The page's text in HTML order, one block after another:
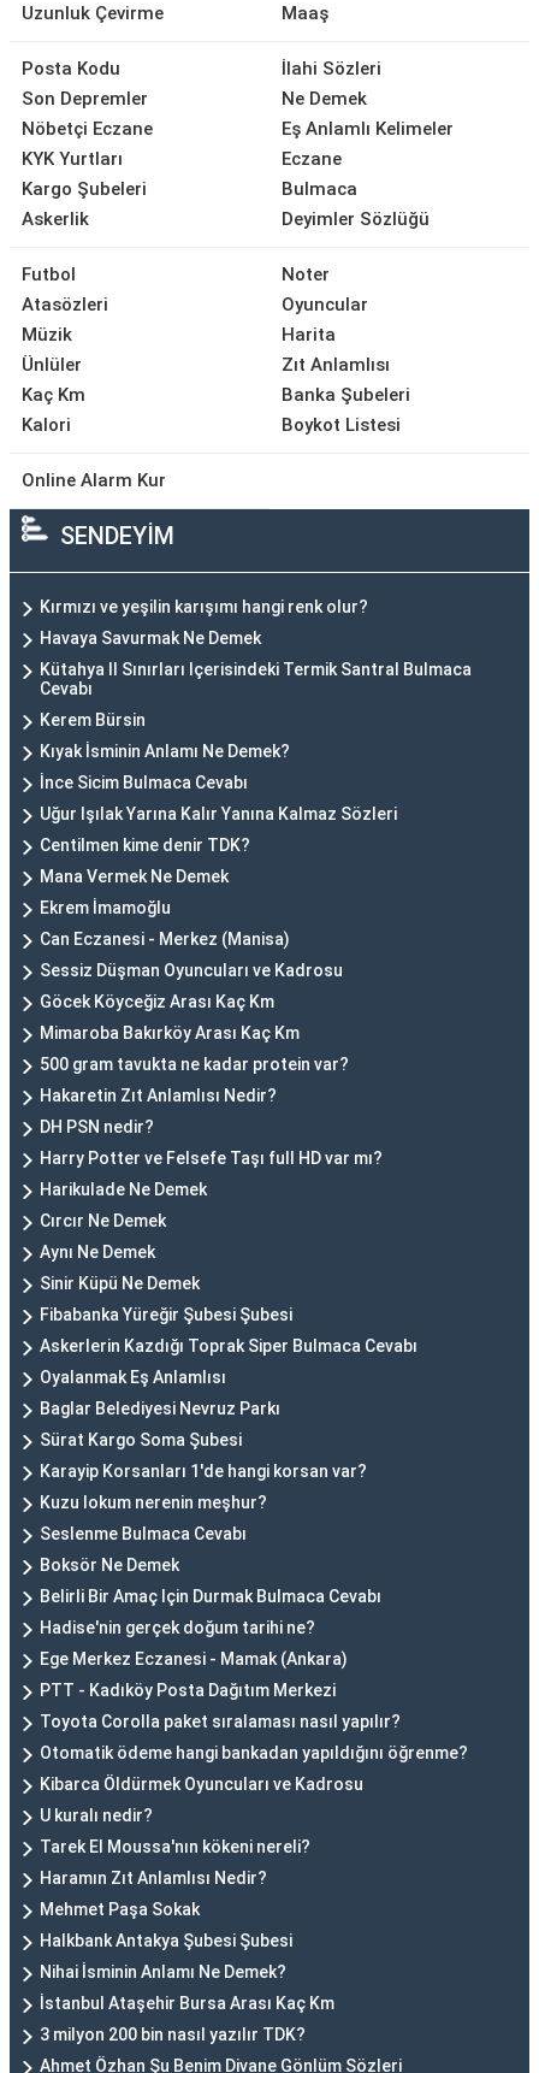
Uzunluk Çevirme
Maaş
Posta Kodu
Son Depremler
Nöbetçi Eczane
KYK Yurtları
Kargo Şubeleri
Askerlik
İlahi Sözleri
Ne Demek
Eş Anlamlı Kelimeler
Eczane
Bulmaca
Deyimler Sözlüğü
Futbol
Atasözleri
Müzik
Ünlüler
Kaç Km
Kalori
Noter
Oyuncular
Harita
Zıt Anlamlısı
Banka Şubeleri
Boykot Listesi
Online Alarm Kur
SENDEYİM
Kırmızı ve yeşilin karışımı hangi renk olur?
Havaya Savurmak Ne Demek
Kütahya Il Sınırları Içerisindeki Termik Santral Bulmaca
Cevabı
Kerem Bürsin
Kıyak İsminin Anlamı Ne Demek?
İnce Sicim Bulmaca Cevabı
Uğur Işılak Yarına Kalır Yanına Kalmaz Sözleri
Centilmen kime denir TDK?
Mana Vermek Ne Demek
Ekrem İmamoğlu
Can Eczanesi - Merkez (Manisa)
Sessiz Düşman Oyuncuları ve Kadrosu
Göcek Köyceğiz Arası Kaç Km
Mimaroba Bakırköy Arası Kaç Km
500 gram tavukta ne kadar protein var?
Hakaretin Zıt Anlamlısı Nedir?
DH PSN nedir?
Harry Potter ve Felsefe Taşı full HD var mı?
Harikulade Ne Demek
Cırcır Ne Demek
Aynı Ne Demek
Sinir Küpü Ne Demek
Fibabanka Yüreğir Şubesi Şubesi
Askerlerin Kazdığı Toprak Siper Bulmaca Cevabı
Oyalanmak Eş Anlamlısı
Baglar Belediyesi Nevruz Parkı
Sürat Kargo Soma Şubesi
Karayip Korsanları 1'de hangi korsan var?
Kuzu lokum nerenin meşhur?
Seslenme Bulmaca Cevabı
Boksör Ne Demek
Belirli Bir Amaç Için Durmak Bulmaca Cevabı
Hadise'nin gerçek doğum tarihi ne?
Ege Merkez Eczanesi - Mamak (Ankara)
PTT - Kadıköy Posta Dağıtım Merkezi
Toyota Corolla paket sıralaması nasıl yapılır?
Otomatik ödeme hangi bankadan yapıldığını öğrenme?
Kibarca Öldürmek Oyuncuları ve Kadrosu
U kuralı nedir?
Tarek El Moussa'nın kökeni nereli?
Haramın Zıt Anlamlısı Nedir?
Mehmet Paşa Sokak
Halkbank Antakya Şubesi Şubesi
Nihai İsminin Anlamı Ne Demek?
İstanbul Ataşehir Bursa Arası Kaç Km
3 milyon 200 bin nasıl yazılır TDK?
Ahmet Özhan Şu Benim Divane Gönlüm Sözleri